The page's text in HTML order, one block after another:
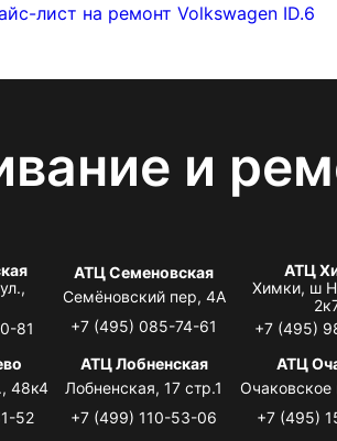
лист на ремонт Volkswagen ID.6
и
81
АТЦ Семеновская
Семёновский пер, 4А
+7 (495) 085-74-61
АТЦ
Химки, ш
+7 (495)
48к4
52
АТЦ Лобненская
Лобненская, 17 стр.1
+7 (499) 110-53-06
АТЦ
Очаковское
+7 (495)